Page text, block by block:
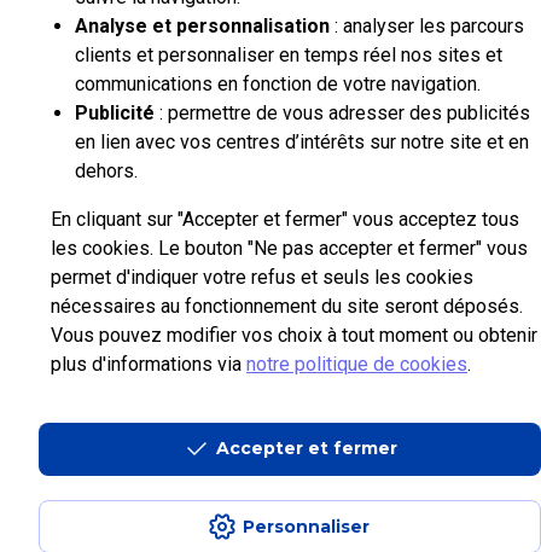
Analyse et personnalisation : analyser les parcours
clients et personnaliser en temps réel nos sites et
communications en fonction de votre navigation.
Publicité : permettre de vous adresser des publicités
en lien avec vos centres d’intérêts sur notre site et en
dehors.
En cliquant sur "Accepter et fermer" vous acceptez tous
les cookies. Le bouton "Ne pas accepter et fermer" vous
permet d'indiquer votre refus et seuls les cookies
nécessaires au fonctionnement du site seront déposés.
Vous pouvez modifier vos choix à tout moment ou obtenir
plus d'informations via notre politique de cookies.
Personnaliser
Accepter et fermer